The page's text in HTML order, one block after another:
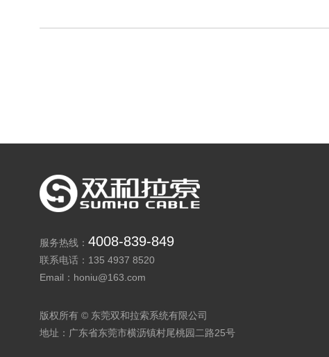
服务热线： 4008-839-849
联系电话：135 4937 8520
Email：honiu@163.com
版权所有 © 东莞双和拉索系统有限公司
地址：广东省东莞市横沥镇村尾桃园二路25号